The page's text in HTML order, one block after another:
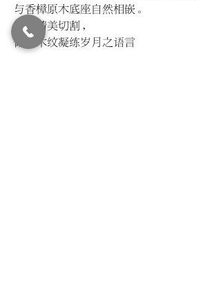
与香樟原木底座自然相嵌。
桌沿精美切割，
做旧木纹凝练岁月之语言